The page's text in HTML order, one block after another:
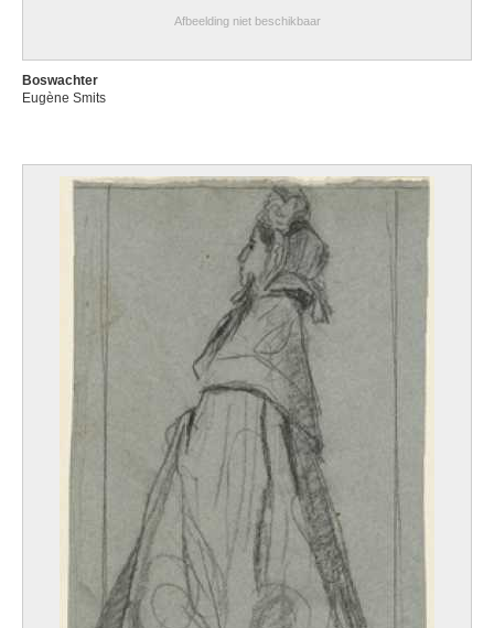
Afbeelding niet beschikbaar
Boswachter
Eugène Smits